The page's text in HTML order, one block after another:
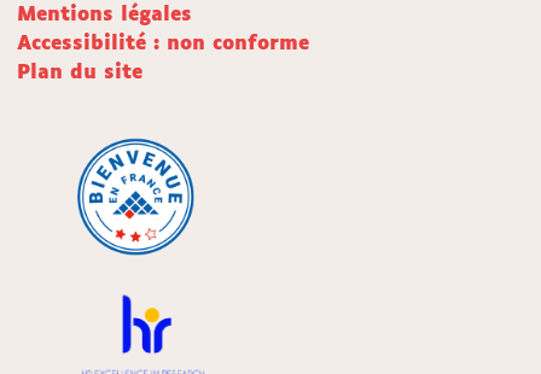
Mentions légales
Accessibilité : non conforme
Plan du site